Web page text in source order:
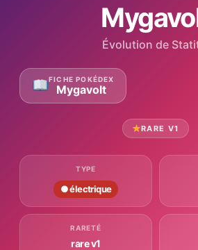
Évolution de
FICHE POKÉDEX
Mygavolt
RARE V1
TYPE
● électrique
RARETÉ
rare v1